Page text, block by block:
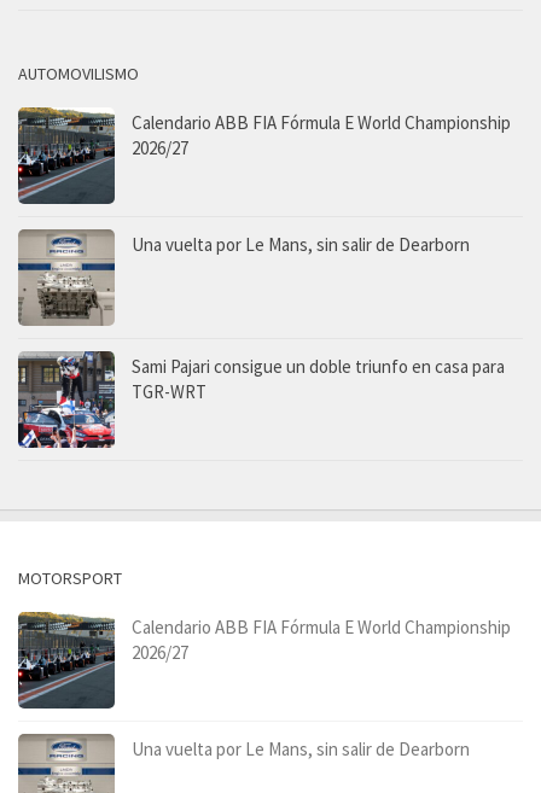
AUTOMOVILISMO
Calendario ABB FIA Fórmula E World Championship
2026/27
Una vuelta por Le Mans, sin salir de Dearborn
Sami Pajari consigue un doble triunfo en casa para
TGR-WRT
MOTORSPORT
Calendario ABB FIA Fórmula E World Championship
2026/27
Una vuelta por Le Mans, sin salir de Dearborn